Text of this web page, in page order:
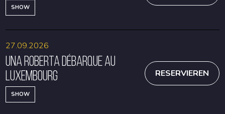
SHOW
Una Roberta débarque au
Luxembourg
SHOW
27.09.2026
RESERVIEREN